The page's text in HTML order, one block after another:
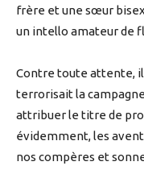
frère et une sœur
un intello amateur de
Contre toute attente,
terrorisait la
attribuer le titre de
évidemment, les
nos compères et